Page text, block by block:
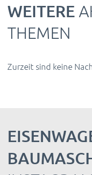
WEITERE
THEMEN
Zurzeit sind keine